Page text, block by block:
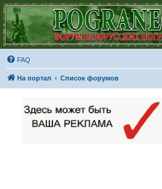
FAQ
На портал Список форумов